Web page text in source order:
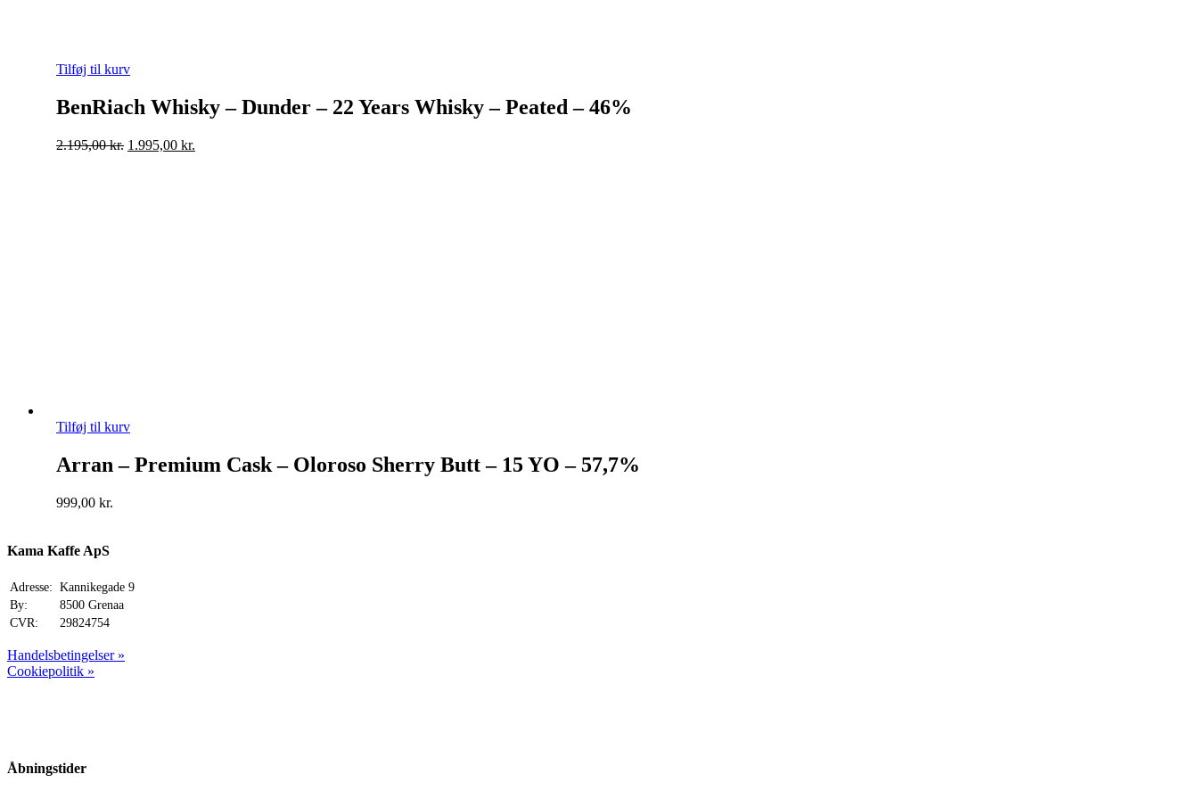
Tilføj til kurv
BenRiach Whisky – Dunder – 22 Years Whisky – Peated – 46%
2.195,00kr. Original
1.995,00 kr.
Tilføj til kurv
Arran – Premium Cask – Oloroso Sherry Butt – 15 YO – 57,7%
999,00 kr.
Kama Kaffe ApS
Adresse: Kannikegade 9
By:
8500 Grenaa
CVR:
29824754
Handelsbetingelser »
Cookiepolitik »
Åbningstider